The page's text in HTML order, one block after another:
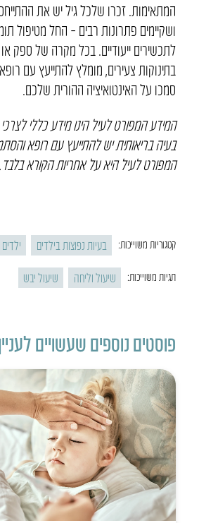
המתאימות. זכרו שלכל גיל יש את
ושקיימים פתרונות רבים – החל מטיפול
לתכשירים ייעודיים. בכל מקרה של ספק
בתינוקות צעירים, מומלץ להתייעץ עם
סמכו על האינטואיציה ההורית שלכם.
המידע המפורט לעיל הינו מידע כללי
בעיה בריאותית יש להתייעץ עם רופא
המפורט לעיל היא על אחריות הקורא בלבד.
קטגוריות משוייכות: בעיות נפוצות בילדים ילדים
תגיות משוייכות: שיעול וליחה שיעול יבש
פוסטים נוספים שעשויים